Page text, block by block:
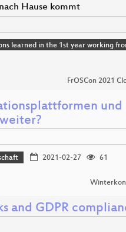
Hause kommt
learned in the 1st year working
FrOSCon 2021
und
2021-02-27
61
and GDPR